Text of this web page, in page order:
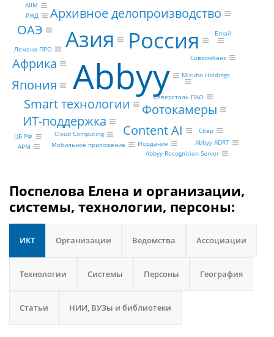
Abbyy
Россия
Азия
Smart технологии
Архивное делопроизводство
Фотокамеры
ИТ-поддержка
Content AI
Африка
ОАЭ
Япония
Лемана ПРО
Северсталь ПАО
Mizuho Holdings
Совкомбанк
Сбер
РЖД
ЦБ РФ
AIIM
Cloud Computing
Email
Мобильное приложение
АРМ
Abbyy Recognition Server
Abbyy ADRT
Иордания
Поспелова Елена и организации,
системы, технологии, персоны:
ИКТ Организации Ведомства Ассоциации
Технологии Системы Персоны География
Статьи НИИ, ВУЗы и библиотеки